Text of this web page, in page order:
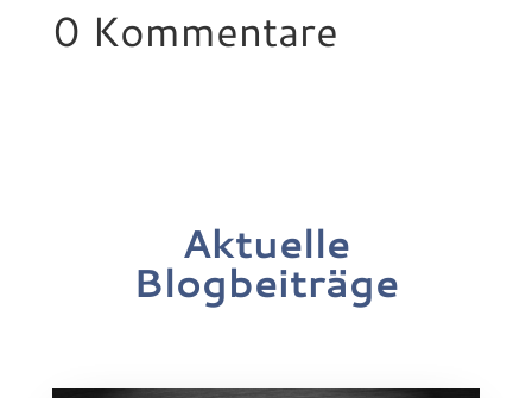
0 Kommentare
Aktuelle
Blogbeiträge